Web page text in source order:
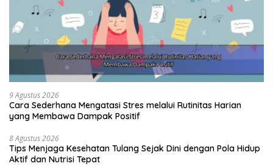
9 Agustus 2026
Cara Sederhana Mengatasi Stres melalui Rutinitas Harian
yang Membawa Dampak Positif
8 Agustus 2026
Tips Menjaga Kesehatan Tulang Sejak Dini dengan Pola Hidup
Aktif dan Nutrisi Tepat